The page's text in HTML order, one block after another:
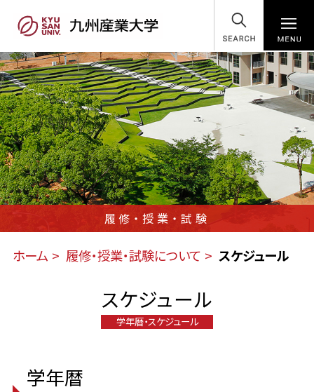
SEARCH
履修・授業・試験
ホーム 履修・授業・試験について スケジュール
スケジュール
学年暦・スケジュール
学年暦